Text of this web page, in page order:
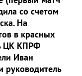
со счетом
На
в красных
ЦК КПРФ
Иван
руководитель